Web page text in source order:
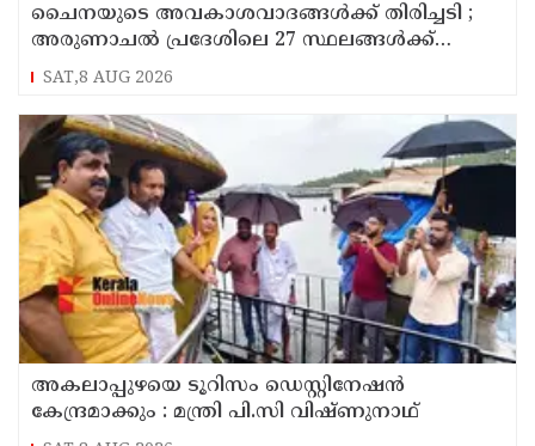
ചൈനയുടെ അവകാശവാദങ്ങൾക്ക് തിരിച്ചടി ;
അരുണാചൽ പ്രദേശിലെ 27 സ്ഥലങ്ങൾക്ക്
ഔദ്യോഗിക പേരുകൾ നൽകി ഇന്ത്യ
SAT,8 AUG 2026
അകലാപ്പുഴയെ ടൂറിസം ഡെസ്റ്റിനേഷന്‍
കേന്ദ്രമാക്കും : മന്ത്രി പി.സി വിഷ്ണുനാഥ്